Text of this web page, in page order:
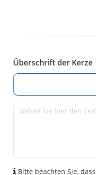
Überschrift der Kerze
Bitte beachten Sie,